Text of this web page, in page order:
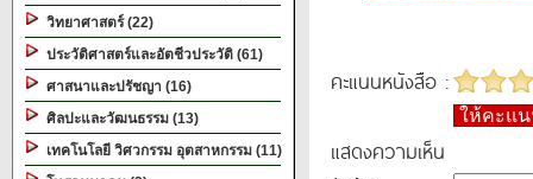
วิทยาศาสตร์ (22)
ประวัติศาสตร์และอัตชีวประวัติ (61)
ศาสนาและปรัชญา (16)
ศิลปะและวัฒนธรรม (13)
เทคโนโลยี วิศวกรรม อุตสาหกรรม (11)
คะแนนหนังสือ :
ให้คะแ
แสดงความเห็น